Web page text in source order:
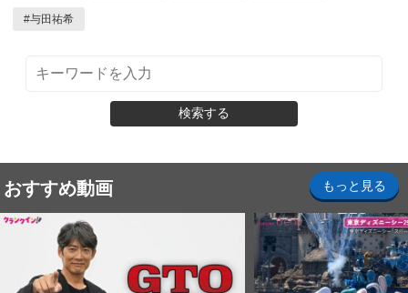
#与田祐希
検索する
おすすめ動画 もっと見る